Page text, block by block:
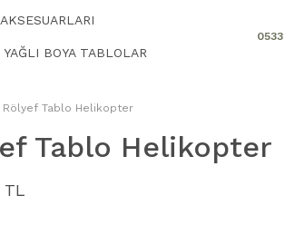
YAĞLI BOYA TABLOLAR
Rölyef Tablo Helikopter
Tablo Helikopter
TL